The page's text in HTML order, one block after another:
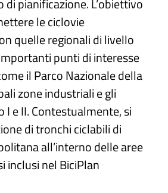
pianificazione. L’obiettivo
le ciclovie
quelle regionali di livello
punti di interesse
il Parco Nazionale della
zone industriali e gli
I e II. Contestualmente, si
di tronchi ciclabili di
all’interno delle aree
inclusi nel BiciPlan